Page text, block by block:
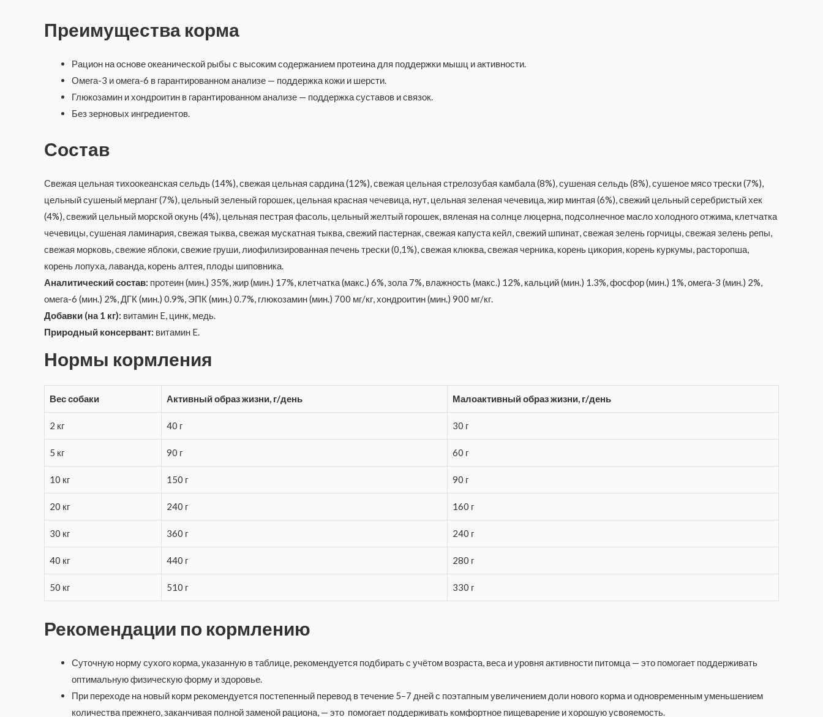
Преимущества корма
Рацион на основе океанической рыбы с высоким содержанием протеина для поддержки мышц и активности.
Омега-3 и омега-6 в гарантированном анализе — поддержка кожи и шерсти.
Глюкозамин и хондроитин в гарантированном анализе — поддержка суставов и связок.
Без зерновых ингредиентов.
Состав
Свежая цельная тихоокеанская сельдь (14%), свежая цельная сардина (12%), свежая цельная стрелозубая камбала (8%), сушеная сельдь (8%), сушеное мясо трески (7%),
цельный сушеный мерланг (7%), цельный зеленый горошек, цельная красная чечевица, нут, цельная зеленая чечевица, жир минтая (6%), свежий цельный серебристый хек
(4%), свежий цельный морской окунь (4%), цельная пестрая фасоль, цельный желтый горошек, вяленая на солнце люцерна, подсолнечное масло холодного отжима, клетчатка
чечевицы, сушеная ламинария, свежая тыква, свежая мускатная тыква, свежий пастернак, свежая капуста кейл, свежий шпинат, свежая зелень горчицы, свежая зелень репы,
свежая морковь, свежие яблоки, свежие груши, лиофилизированная печень трески (0,1%), свежая клюква, свежая черника, корень цикория, корень куркумы, расторопша,
корень лопуха, лаванда, корень алтея, плоды шиповника.
Аналитический состав: протеин (мин.) 35%, жир (мин.) 17%, клетчатка (макс.) 6%, зола 7%, влажность (макс.) 12%, кальций (мин.) 1.3%, фосфор (мин.) 1%, омега-3 (мин.) 2%,
омега-6 (мин.) 2%, ДГК (мин.) 0.9%, ЭПК (мин.) 0.7%, глюкозамин (мин.) 700 мг/кг, хондроитин (мин.) 900 мг/кг.
Добавки (на 1 кг): витамин E, цинк, медь.
Природный консервант: витамин E.
Нормы кормления
Вес собаки Активный образ жизни, г/день Малоактивный образ жизни, г/день
2 кг 40 г 30 г
5 кг 90 г 60 г
10 кг 150 г 90 г
20 кг 240 г 160 г
30 кг 360 г 240 г
40 кг 440 г 280 г
50 кг 510 г 330 г
Рекомендации по кормлению
Суточную норму сухого корма, указанную в таблице, рекомендуется подбирать с учётом возраста, веса и уровня активности питомца — это помогает поддерживать
оптимальную физическую форму и здоровье.
При переходе на новый корм рекомендуется постепенный перевод в течение 5–7 дней с поэтапным увеличением доли нового корма и одновременным уменьшением
количества прежнего, заканчивая полной заменой рациона, — это помогает поддерживать комфортное пищеварение и хорошую усвояемость.